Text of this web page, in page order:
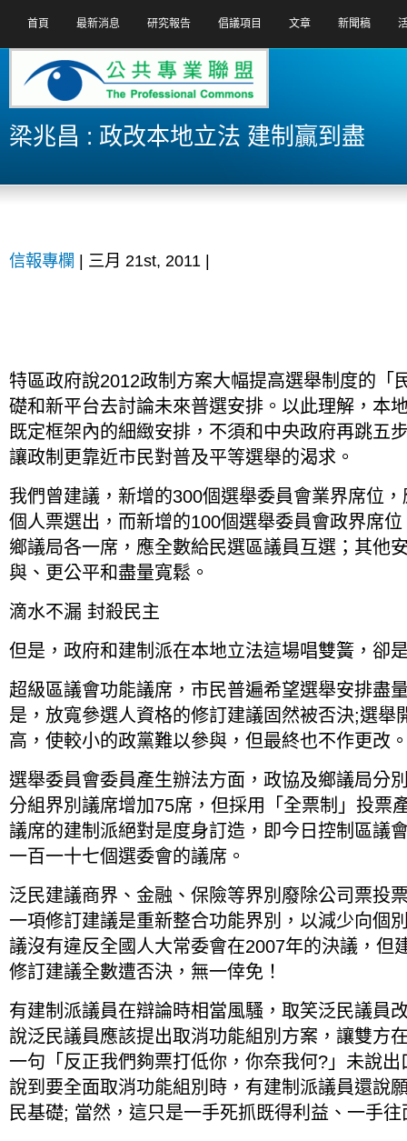
首頁 最新消息 研究報告 倡議項目 文章 新聞稿
梁兆昌 : 政改本地立法 建制贏到盡
信報專欄 | 三月 21st, 2011 |
特區政府說2012政制方案大幅提高選舉制度的「
礎和新平台去討論未來普選安排。以此理解，本
既定框架內的細緻安排，不須和中央政府再跳五
讓政制更靠近市民對普及平等選舉的渴求。
我們曾建議，新增的300個選舉委員會業界席位
個人票選出，而新增的100個選舉委員會政界席
鄉議局各一席，應全數給民選區議員互選；其他
與、更公平和盡量寬鬆。
滴水不漏 封殺民主
但是，政府和建制派在本地立法這場唱雙簧，卻
超級區議會功能議席，市民普遍希望選舉安排盡
是，放寬參選人資格的修訂建議固然被否決;選舉
高，使較小的政黨難以參與，但最終也不作更改
選舉委員會委員產生辦法方面，政協及鄉議局分
分組界別議席增加75席，但採用「全票制」投票
議席的建制派絕對是度身訂造，即今日控制區議
一百一十七個選委會的議席。
泛民建議商界、金融、保險等界別廢除公司票投
一項修訂建議是重新整合功能界別，以減少向個
議沒有違反全國人大常委會在2007年的決議，但
修訂建議全數遭否決，無一倖免！
有建制派議員在辯論時相當風騷，取笑泛民議員
說泛民議員應該提出取消功能組別方案，讓雙方
一句「反正我們夠票打低你，你奈我何?」未說
說到要全面取消功能組別時，有建制派議員還說
民基礎; 當然，這只是一手死抓既得利益、一手